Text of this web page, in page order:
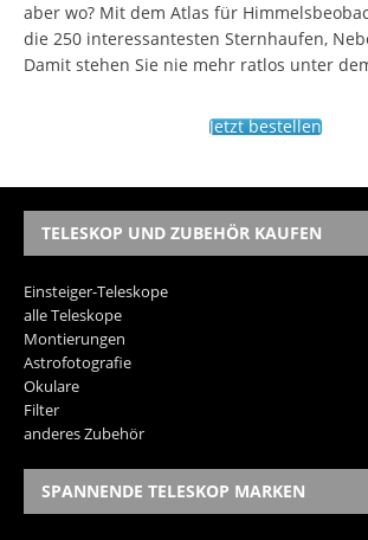
aber wo? Mit dem Atlas für
die 250 interessantesten Sternhaufen,
Damit stehen Sie nie mehr ratlos unter
Jetzt bestellen
TELESKOP UND ZUBEHÖR KAUFEN
Einsteiger-Teleskope
alle Teleskope
Montierungen
Astrofotografie
Okulare
Filter
anderes Zubehör
SPANNENDE TELESKOP MARKEN